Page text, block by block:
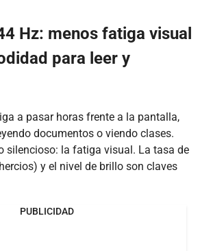
Hz: menos fatiga visual
para leer y
a pasar horas frente a la pantalla,
documentos o viendo clases.
silencioso: la fatiga visual. La tasa de
y el nivel de brillo son claves
PUBLICIDAD